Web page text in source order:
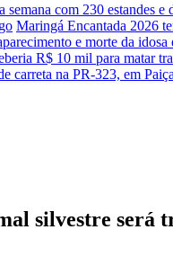
com 230 estandes e
Maringá Encantada 2026
e morte da idosa
R$ 10 mil para matar
carreta na PR-323, em
silvestre será